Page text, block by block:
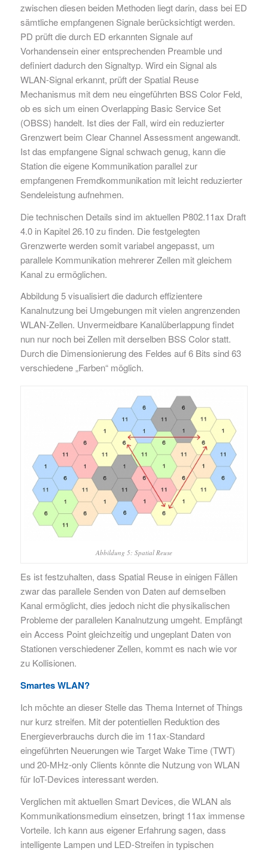
zwischen diesen beiden Methoden liegt darin, dass bei ED
sämtliche empfangenen Signale berücksichtigt werden.
PD prüft die durch ED erkannten Signale auf
Vorhandensein einer entsprechenden Preamble und
definiert dadurch den Signaltyp. Wird ein Signal als
WLAN-Signal erkannt, prüft der Spatial Reuse
Mechanismus mit dem neu eingeführten BSS Color Feld,
ob es sich um einen Overlapping Basic Service Set
(OBSS) handelt. Ist dies der Fall, wird ein reduzierter
Grenzwert beim Clear Channel Assessment angewandt.
Ist das empfangene Signal schwach genug, kann die
Station die eigene Kommunikation parallel zur
empfangenen Fremdkommunikation mit leicht reduzierter
Sendeleistung aufnehmen.
Die technischen Details sind im aktuellen P802.11ax Draft
4.0 in Kapitel 26.10 zu finden. Die festgelegten
Grenzwerte werden somit variabel angepasst, um
parallele Kommunikation mehrerer Zellen mit gleichem
Kanal zu ermöglichen.
Abbildung 5 visualisiert die dadurch effizientere
Kanalnutzung bei Umgebungen mit vielen angrenzenden
WLAN-Zellen. Unvermeidbare Kanalüberlappung findet
nun nur noch bei Zellen mit derselben BSS Color statt.
Durch die Dimensionierung des Feldes auf 6 Bits sind 63
verschiedene „Farben“ möglich.
Abbildung 5: Spatial Reuse
Es ist festzuhalten, dass Spatial Reuse in einigen Fällen
zwar das parallele Senden von Daten auf demselben
Kanal ermöglicht, dies jedoch nicht die physikalischen
Probleme der parallelen Kanalnutzung umgeht. Empfängt
ein Access Point gleichzeitig und ungeplant Daten von
Stationen verschiedener Zellen, kommt es nach wie vor
zu Kollisionen.
Smartes WLAN?
Ich möchte an dieser Stelle das Thema Internet of Things
nur kurz streifen. Mit der potentiellen Reduktion des
Energieverbrauchs durch die im 11ax-Standard
eingeführten Neuerungen wie Target Wake Time (TWT)
und 20-MHz-only Clients könnte die Nutzung von WLAN
für IoT-Devices interessant werden.
Verglichen mit aktuellen Smart Devices, die WLAN als
Kommunikationsmedium einsetzen, bringt 11ax immense
Vorteile. Ich kann aus eigener Erfahrung sagen, dass
intelligente Lampen und LED-Streifen in typischen